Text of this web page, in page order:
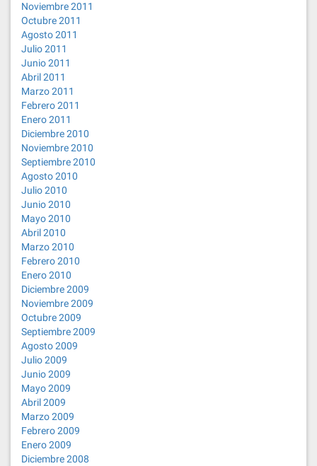
Noviembre 2011
Octubre 2011
Agosto 2011
Julio 2011
Junio 2011
Abril 2011
Marzo 2011
Febrero 2011
Enero 2011
Diciembre 2010
Noviembre 2010
Septiembre 2010
Agosto 2010
Julio 2010
Junio 2010
Mayo 2010
Abril 2010
Marzo 2010
Febrero 2010
Enero 2010
Diciembre 2009
Noviembre 2009
Octubre 2009
Septiembre 2009
Agosto 2009
Julio 2009
Junio 2009
Mayo 2009
Abril 2009
Marzo 2009
Febrero 2009
Enero 2009
Diciembre 2008